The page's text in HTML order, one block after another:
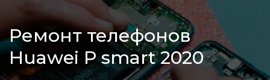
Ремонт телефонов
Huawei P smart 2020